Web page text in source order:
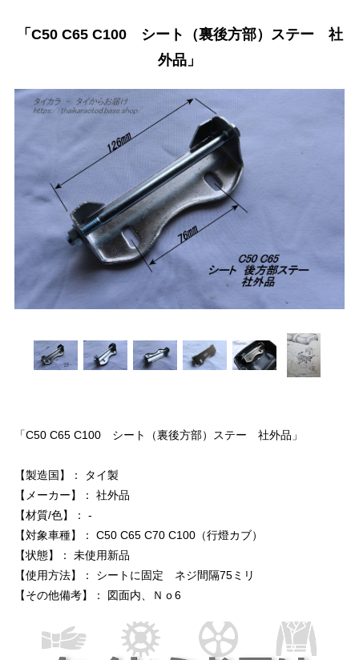
「C50 C65 C100 シート（裏後方部）ステー 社
外品」
「C50 C65 C100 シート（裏後方部）ステー 社外品」
【製造国】： タイ製
【メーカー】： 社外品
【材質/色】： -
【対象車種】： C50 C65 C70 C100（行燈カブ）
【状態】： 未使用新品
【使用方法】： シートに固定 ネジ間隔75ミリ
【その他備考】： 図面内、Ｎｏ6